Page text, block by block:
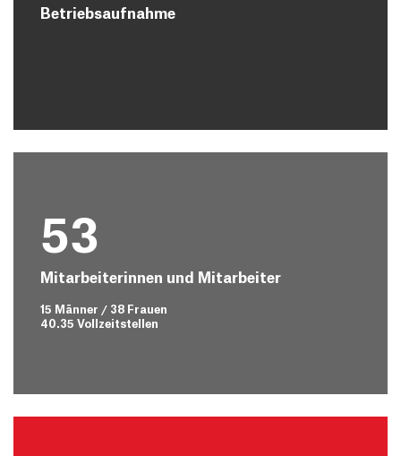
Betriebsaufnahme
53
Mitarbeiterinnen und Mitarbeiter
15 Männer / 38 Frauen
40.35 Vollzeitstellen